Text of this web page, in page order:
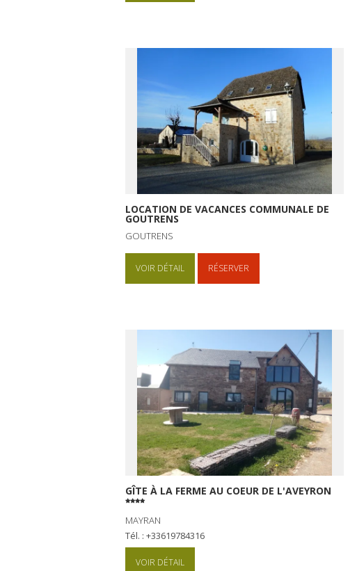
LOCATION DE VACANCES COMMUNALE DE
GOUTRENS
GOUTRENS
VOIR DÉTAIL RÉSERVER
GÎTE À LA FERME AU COEUR DE L'AVEYRON
MAYRAN
Tél. : +33619784316
VOIR DÉTAIL